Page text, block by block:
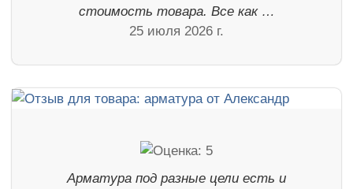
стоимость товара. Все как …
25 июля 2026 г.
Арматура под разные цели есть и